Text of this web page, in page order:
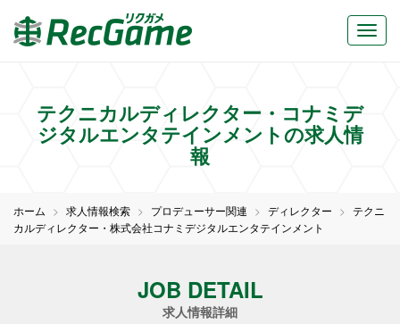
テクニカルディレクター・コナミデ
ジタルエンタテインメントの求人情
報
ホーム 求人情報検索 プロデューサー関連 ディレクター
テクニ
カルディレクター・株式会社コナミデジタルエンタテインメント
JOB DETAIL
求人情報詳細